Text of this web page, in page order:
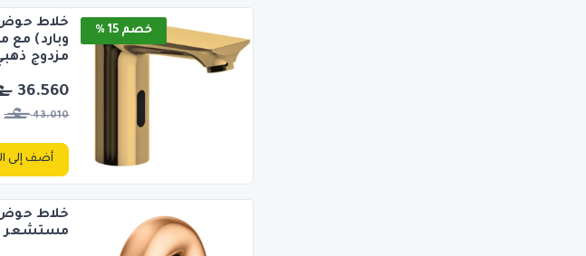
خصم 15 %
خلاط
وبارد)
مزدوج
36.560
43.010
أضف إلى
خلاط حوض
مستشعر